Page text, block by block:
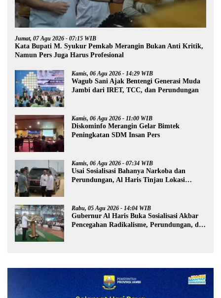
Jumat, 07 Agu 2026 - 07:15 WIB
Kata Bupati M. Syukur Pemkab Merangin Bukan Anti Kritik,
Namun Pers Juga Harus Profesional
Kamis, 06 Agu 2026 - 14:29 WIB
Wagub Sani Ajak Bentengi Generasi Muda
Jambi dari IRET, TCC, dan Perundungan
Kamis, 06 Agu 2026 - 11:00 WIB
Diskominfo Merangin Gelar Bimtek
Peningkatan SDM Insan Pers
Kamis, 06 Agu 2026 - 07:34 WIB
Usai Sosialisasi Bahanya Narkoba dan
Perundungan, Al Haris Tinjau Lokasi
Rabu, 05 Agu 2026 - 14:04 WIB
Gubernur Al Haris Buka Sosialisasi Akbar
Pencegahan Radikalisme, Perundungan, dan